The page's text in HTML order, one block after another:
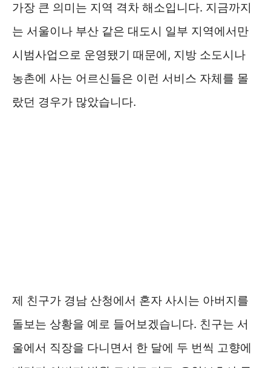
가장 큰 의미는 지역 격차 해소입니다. 지금까지
는 서울이나 부산 같은 대도시 일부 지역에서만
시범사업으로 운영됐기 때문에, 지방 소도시나
농촌에 사는 어르신들은 이런 서비스 자체를 몰
랐던 경우가 많았습니다.
제 친구가 경남 산청에서 혼자 사시는 아버지를
돌보는 상황을 예로 들어보겠습니다. 친구는 서
울에서 직장을 다니면서 한 달에 두 번씩 고향에